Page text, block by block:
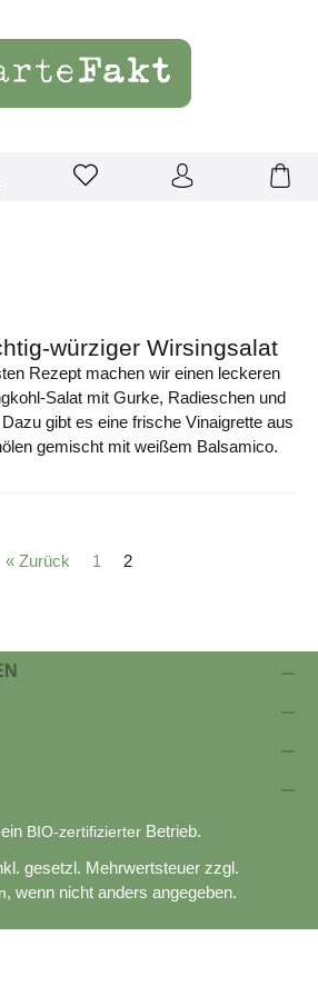
würziger Wirsingsalat
Rezept machen wir einen leckeren
Salat mit Gurke, Radieschen und
gibt es eine frische Vinaigrette aus
gemischt mit weißem Balsamico.
« Zurück 1 2
BIO-zertifizierterBetrieb.
gesetzl. Mehrwertsteuer zzgl.
, wenn nicht anders angegeben.